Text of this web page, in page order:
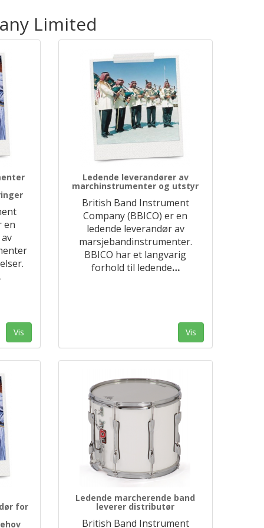
Limited
en
Vis
Ledende leverandører av
marchinstrumenter og utstyr
British Band Instrument
Company (BBICO) er en
ledende leverandør av
marsjebandinstrumenter.
BBICO har et langvarig
forhold til ledende…
Vis
for
Ledende marcherende band
leverer distributør
British Band Instrument